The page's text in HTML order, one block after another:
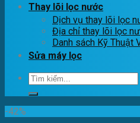
Thay lõi lọc nước
Dịch vụ thay lõi lọc
Địa chỉ thay lõi lọc
Danh sách Kỹ Thuật
Sửa máy lọc
Tìm
kiếm:
-42%